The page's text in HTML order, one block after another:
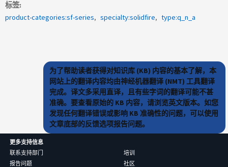
标签
product-categories:sf-series
specialty:solidfire type:q_n_a
为了帮助读者获得对知识库 (KB) 内容的基本了解，本
网站上的翻译内容均由神经机器翻译 (NMT) 工具翻译
完成。译文多采用直译，且有些字词的翻译可能不甚
准确。要查看原始的 KB 内容，请浏览英文版本。如您
发现任何翻译错误或影响 KB 准确性的问题，可以使用
文章底部的反馈选项报告问题。
更多支持信息
联系支持部门
报告问题
培训
社区